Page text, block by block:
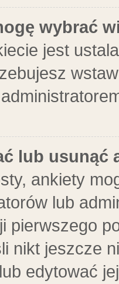
wybrać
jest
lub usunąć
ankiety
lub
pierwszego
nikt jeszcze
edytować